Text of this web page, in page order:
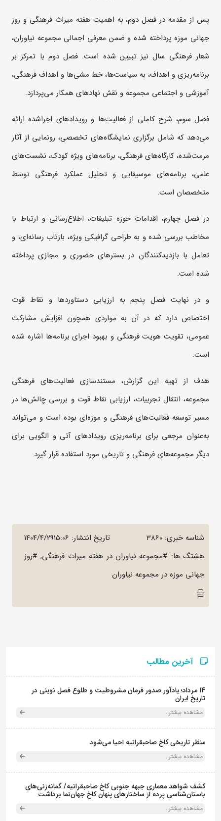
پس از مقدمه در فصل دوم، به اهمیت هفته میراث فرهنگی و روز
جهانی موزه پرداخته شده و ضمن معرفی اجمالی مجموعه نیاوران،
شعار فرهنگی سال نیز تبیین شده است. فصل دوم با تمرکز بر
برنامه‌ریزی و اهداف، به سیاست‌ها، خط ‌مشی‌ها و اهداف فرهنگی،
آموزشی و اجتماعی مجموعه و نقش نهادهای همکار می‌پردازد.
فصل سوم، شرح کاملی از فعالیت‌ها و رویدادهای اجراشده ارائه
می‌دهد که شامل برگزاری نمایشگاه‌های تخصصی، رونمایی از آثار
مرمت‌شده، کارگاه‌های فرهنگی، برنامه‌های ویژه کودک، نشست‌های
علمی، برنامه‌های موسیقایی و تحلیل عملکرد فرهنگی توسط
متخصصان است.
در فصل چهارم، اقدامات حوزه تبلیغات، اطلاع‌رسانی و ارتباط با
مخاطب بررسی شده و به طراحی گرافیکی ویژه، بازتاب رسانه‌ای، و
تعامل با بازدیدکنندگان در بسترهای حضوری و مجازی پرداخته
شده است.
و در نهایت فصل پنجم به ارزیابی دستاوردها و نقاط قوت
اختصاص دارد که در آن به مواردی همچون افزایش مشارکت
عمومی، تقویت هویت فرهنگی و بهبود اجرای برنامه‌ها اشاره شده
است.
هدف از تهیه این گزارش، مستندسازی فعالیت‌های فرهنگی
مجموعه، انتقال تجربیات، ارزیابی نقاط قوت و بررسی چالش‌ها در
مسیر توسعه فعالیت‌های فرهنگی و موزه‌ای بوده است و می‌تواند
به‌عنوان مرجعی برای برنامه‌ریزی رویدادهای آتی و الگویی برای
دیگر مجموعه‌های فرهنگی و تاریخی مورد استفاده قرار گیرد.
شناسه خبری: 3860 تاریخ انتشار: 1404/4/2915:06
هشتگ ها: #مجموعه نیاوران در هفته میراث فرهنگی, #روز
جهانی موزه در مجموعه نیاوران
آخرین مطالب
14 مرداد؛ یادآور صدور فرمان مشروطیت و طلوع فصل نوینی در
تاریخ ایران
مشاهده بیشتر..
منظر تاریخی کاخ صاحبقرانیه احیا می‌شود
مشاهده بیشتر..
کشف شواهد معماری جبهه جنوبی کاخ صاحبقرانیه/ گمانه‌زنی‌های
باستان‌شناسی پرده از ساختارهای پنهان کاخ جهان‌نما برداشت
مشاهده بیشتر..